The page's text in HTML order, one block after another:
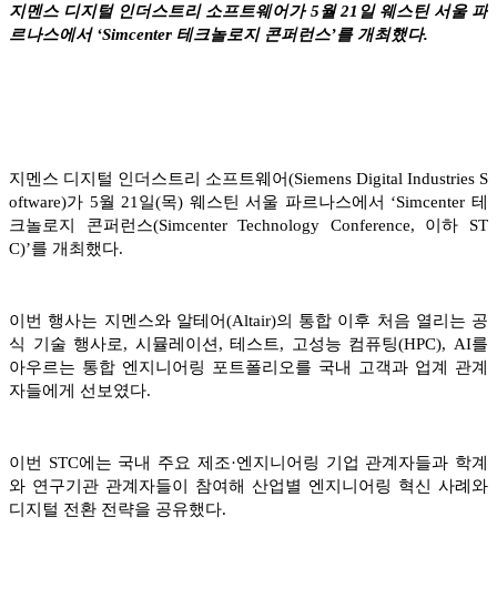
지멘스 디지털 인더스트리 소프트웨어가 5월 21일 웨스틴 서울 파
르나스에서 ‘Simcenter 테크놀로지 콘퍼런스’를 개최했다.
지멘스 디지털 인더스트리 소프트웨어(Siemens Digital Industries S
oftware)가 5월 21일(목) 웨스틴 서울 파르나스에서 ‘Simcenter 테
크놀로지 콘퍼런스(Simcenter Technology Conference, 이하 ST
C)’를 개최했다.
이번 행사는 지멘스와 알테어(Altair)의 통합 이후 처음 열리는 공
식 기술 행사로, 시뮬레이션, 테스트, 고성능 컴퓨팅(HPC), AI를
아우르는 통합 엔지니어링 포트폴리오를 국내 고객과 업계 관계
자들에게 선보였다.
이번 STC에는 국내 주요 제조·엔지니어링 기업 관계자들과 학계
와 연구기관 관계자들이 참여해 산업별 엔지니어링 혁신 사례와
디지털 전환 전략을 공유했다.